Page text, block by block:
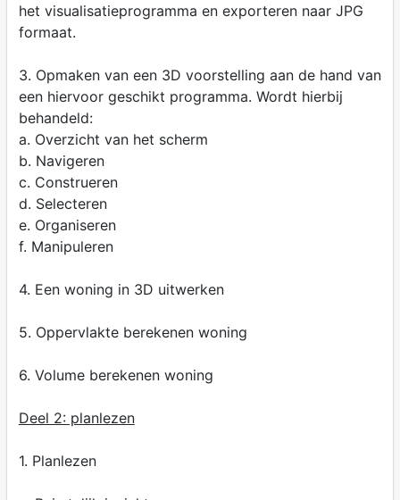
het visualisatieprogramma en exporteren naar JPG
formaat.
3. Opmaken van een 3D voorstelling aan de hand van
een hiervoor geschikt programma. Wordt hierbij
behandeld:
a. Overzicht van het scherm
b. Navigeren
c. Construeren
d. Selecteren
e. Organiseren
f. Manipuleren
4. Een woning in 3D uitwerken
5. Oppervlakte berekenen woning
6. Volume berekenen woning
Deel 2: planlezen
1. Planlezen